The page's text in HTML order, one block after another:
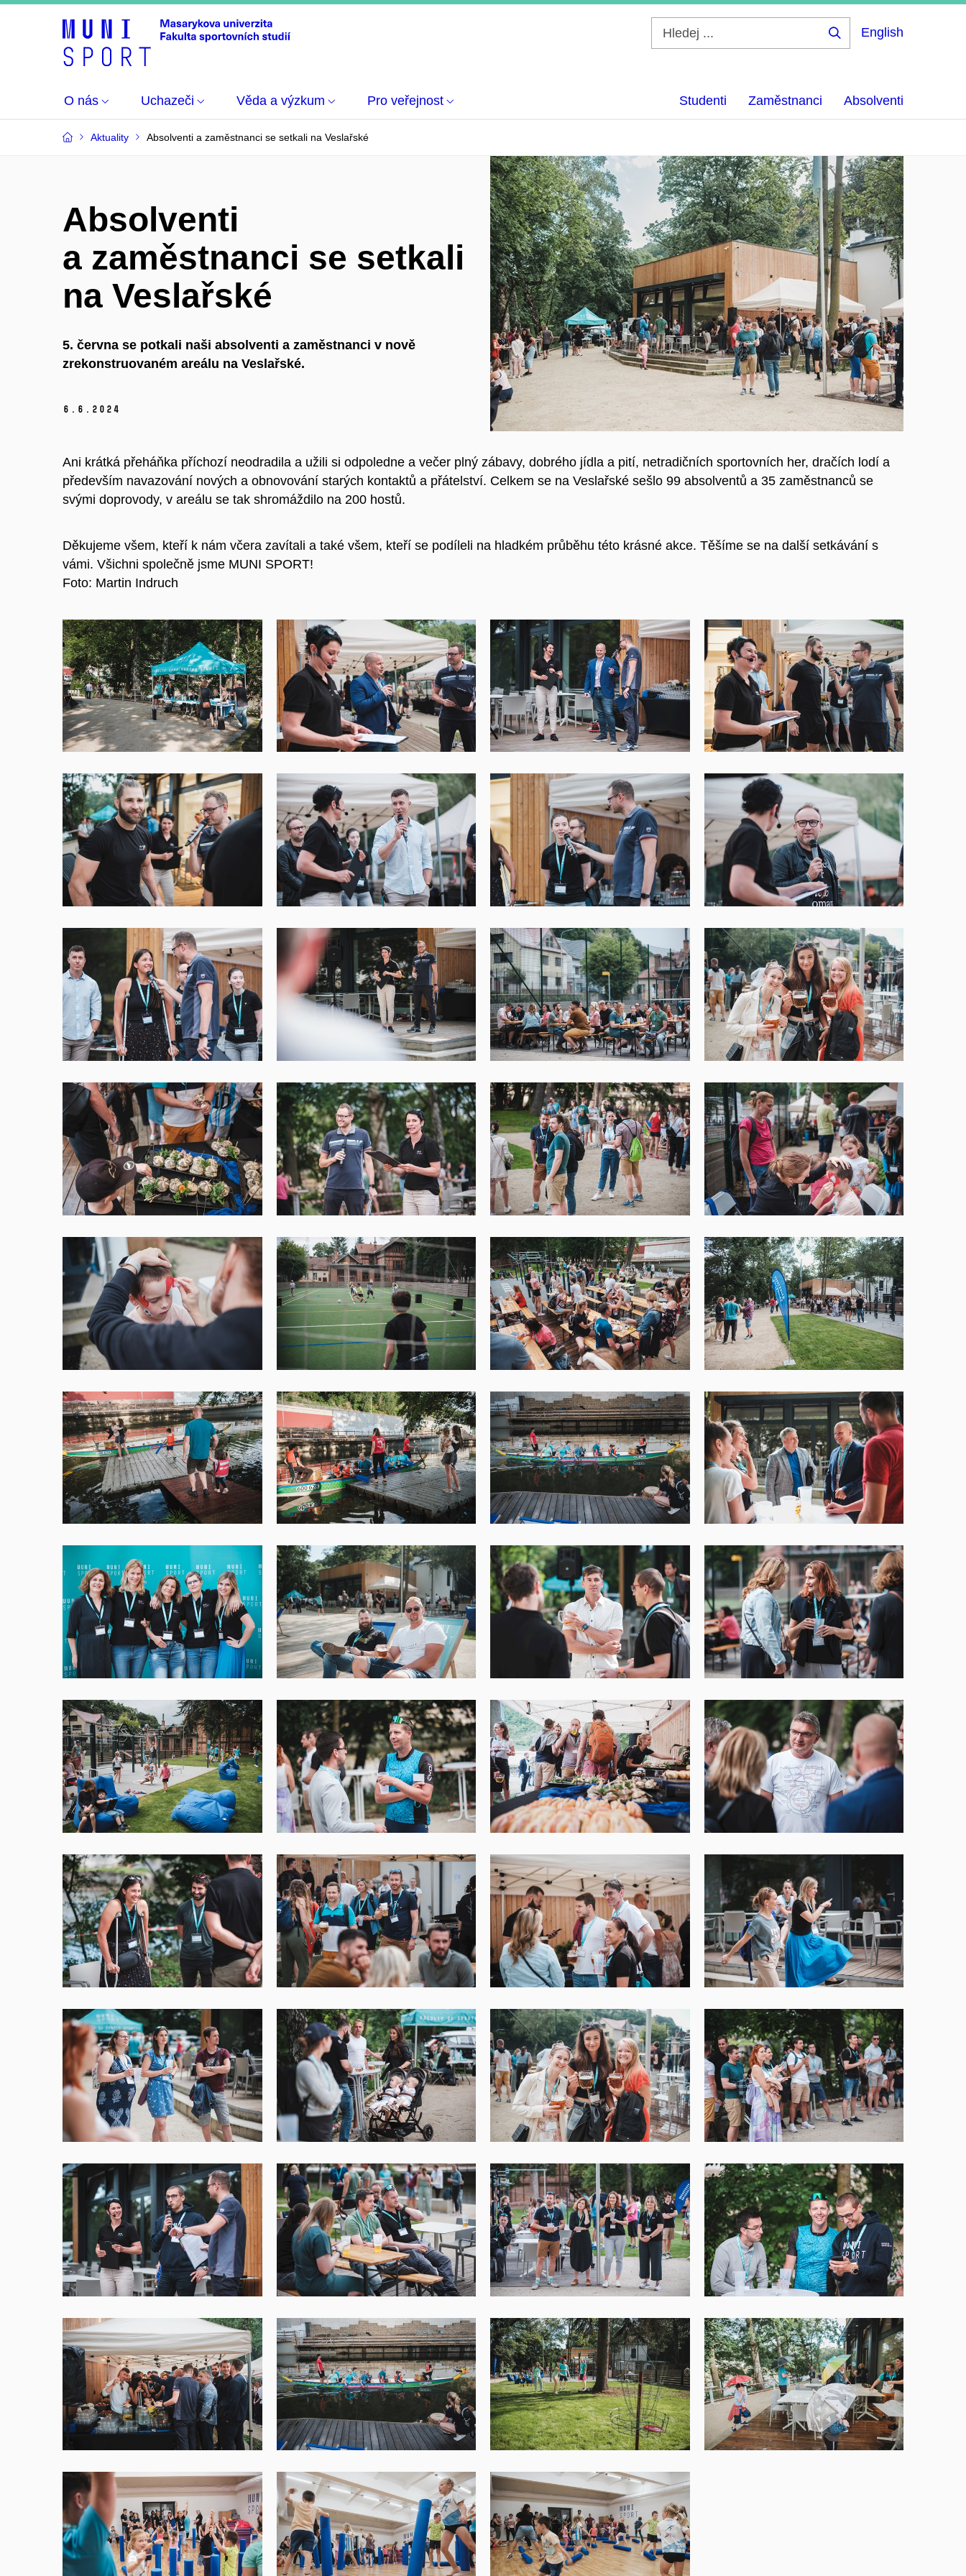
English
O nás Uchazeči Věda a výzkum Pro veřejnost Studenti Zaměstnanci Absolventi
Aktuality Absolventi a zaměstnanci se setkali na Veslařské
Absolventi
a zaměstnanci se setkali
na Veslařské
5. června se potkali naši absolventi a zaměstnanci v nově
zrekonstruovaném areálu na Veslařské.
6. 6. 2024
Ani krátká přeháňka příchozí neodradila a užili si odpoledne a večer plný zábavy, dobrého jídla a pití, netradičních sportovních her, dračích lodí a
především navazování nových a obnovování starých kontaktů a přátelství. Celkem se na Veslařské sešlo 99 absolventů a 35 zaměstnanců se
svými doprovody, v areálu se tak shromáždilo na 200 hostů.
Děkujeme všem, kteří k nám včera zavítali a také všem, kteří se podíleli na hladkém průběhu této krásné akce. Těšíme se na další setkávání s
vámi. Všichni společně jsme MUNI SPORT!
Foto: Martin Indruch